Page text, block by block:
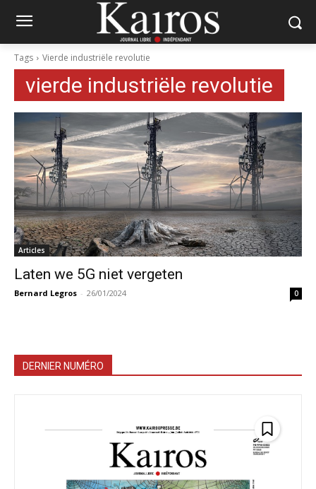
Tags Vierde industriële revolutie
vierde industriële revolutie
Articles
Laten we 5G niet vergeten
Bernard Legros - 26/01/2024 0
DERNIER NUMÉRO